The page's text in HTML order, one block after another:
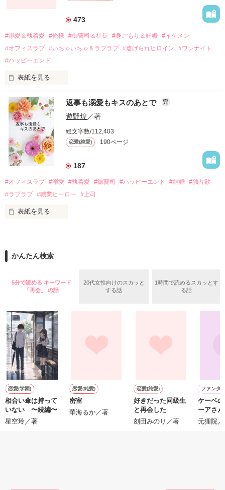
それから約十二年後。
過去の傷から、二度と会いたくないと思っていた哲平に
運命のような再会を果たす。
酔った勢いで一夜を共にしてしまった。
さらに、美桜が初めてだと知った哲平は
『責任をとる、結婚しよう』と真っ直ぐに告げてきた。
戸惑う美桜とは裏腹に、好きという気持ちを隠すことなく
甘やかしてくる。
そんなある日、哲平は美桜がストーカー被害に
遭っていることを知る。
美桜を守るため、哲平は同居を提案してきて――。
夏木美桜(なつきみお)
鳴海哲平 (なるみてっぺい)
2026.6.5～2026.7.25
＊以前、公開していた話の改稿版です＊
作品を読む
473
#溺愛＆執着愛 #俺様 #御曹司＆社長 #身ごもり＆妊娠 #イケメン
#オフィスラブ #いちゃいちゃ＆ラブラブ #虐げられヒロイン
#ワンナイト
#ハッピーエンド
表紙を見る
おかしな噂を流されて前の職場でうまくいかなかった梅田美
桜は、海外で傷心旅行をしていたところ、日本人美青年と出会
い、酒の勢いもあり一夜限りの関係となる。
帰国後、美桜は新しい職場でワンナイトした美青年と再会。
なんと彼の正体は、とある財閥御曹司にも関わらず、一族を離
れて起業した新進気鋭の実業家、社内でも冷徹だと評判な社長
――御影恭司その人だったのだ――！
なぜか恭司から飼い猫の世話係を命じられた美桜は、猫の世
の関係となってしまい――？
返事も溺愛もキスのあとで 完
遊野煌／著
総文字数/112,403
恋愛(純愛) 190ページ
187
#オフィスラブ #溺愛 #執着愛 #御曹司 #ハッピーエンド #結婚 #独占欲
#ラブラブ #職業ヒーロー #上司
表紙を見る
ションの企画戦略室で働いている。
めた、同期で恋人の石垣守（26）がいるのだが、後輩の姫原由
いた。
守と由羅から『便利屋雛子』と馬鹿にされ、一人こっそり泣い
た上、同居まで提案してきて──？
鷹哉『宜しくな、俺の雛子』🦅
雛子『俺の……ひぃ、雛子？！！！』🐥
シゴデキで冷徹な上司が見せる素顔は、なぜか想像以上に甘く
て……🐥💓🦅
※表紙も作中使用の画像も全てフリー素材です。
※執筆期間2026.6.3〜7.20完結です。
※他サイトさんにて恋愛トレンド1位でした〜良かったら読ん
で頂けると嬉しいです。
かんたん検索
5分で読める キーワード
「再会」 の話
20代女性向けのスカッと
する話
1時間で読めるスカッとす
る話
恋愛(学園)
相合い傘は持って
いない 〜続編〜
星空玲／著
恋愛(純愛)
密室
華海るか／著
恋愛(純愛)
好きだった同級生
と再会した
刻田みのり／著
ファンタ
ケーベ
ーアさ
元狸院